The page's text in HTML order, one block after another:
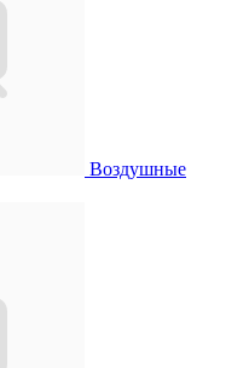
Воздушные